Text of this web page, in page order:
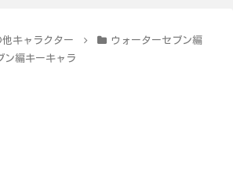
他キャラクター
ウォーターセブン編
ン編キーキャラ